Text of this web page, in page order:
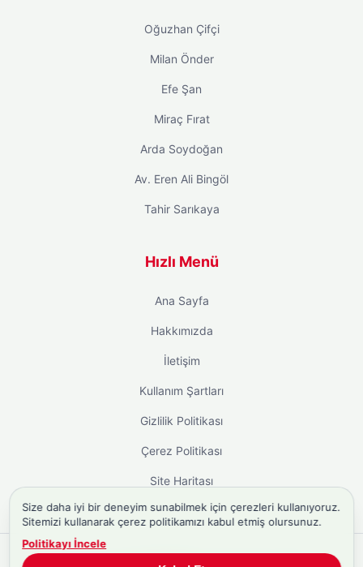
Oğuzhan Çifçi
Milan Önder
Efe Şan
Miraç Fırat
Arda Soydoğan
Av. Eren Ali Bingöl
Tahir Sarıkaya
Hızlı Menü
Ana Sayfa
Hakkımızda
İletişim
Kullanım Şartları
Gizlilik Politikası
Çerez Politikası
Site Haritası
Biyografi.co
Size daha iyi bir deneyim sunabilmek için çerezleri kullanıyoruz.
Sitemizi kullanarak çerez politikamızı kabul etmiş olursunuz.
Politikayı İncele